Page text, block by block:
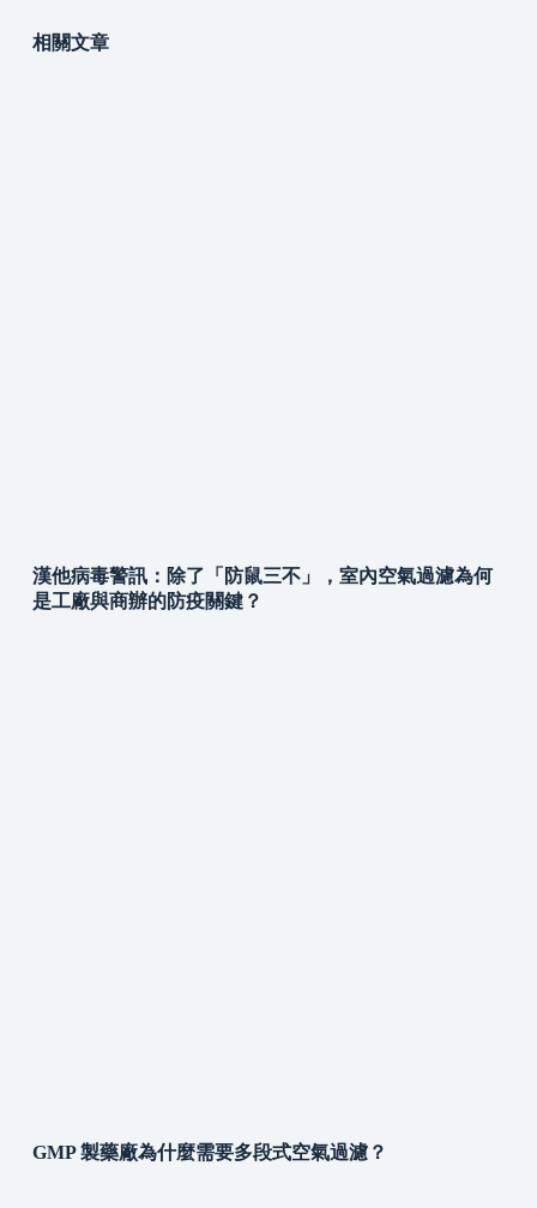
相關文章
漢他病毒警訊：除了「防鼠三不」，室內空氣過濾為何
是工廠與商辦的防疫關鍵？
GMP 製藥廠為什麼需要多段式空氣過濾？